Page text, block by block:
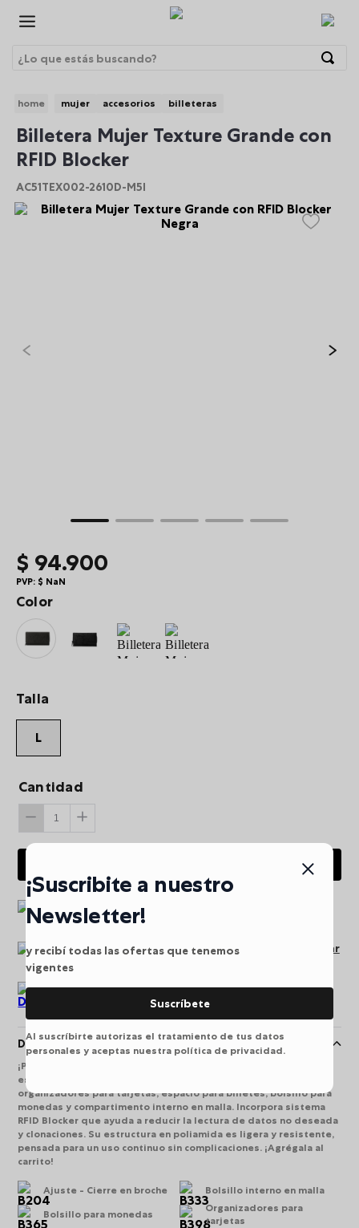
¿Lo que estás buscando?
mujer accesorios billeteras
Billetera Mujer Texture Grande con
RFID Blocker
AC51TEX002-2610D-M5I
$ 94.900
PVP: $ NaN
Talla
L
Color
Cantidad
Pago seguro puede pagar
Descripción
¡Protege tu información personal! La billetera Texture grande
está diseñada en tres cuerpos con cierre en broche,
organizadores para tarjetas, espacio para billetes, bolsillo para
monedas y compartimento interno en malla. Incorpora sistema
RFID Blocker que ayuda a reducir la lectura de datos no deseada
y clonaciones. Su estructura en poliamida es ligera y resistente,
pensada para un uso continuo sin complicaciones. ¡Agrégala al
carrito!
Ajuste - Cierre en broche
Bolsillo interno en malla
Bolsillo para monedas
Organizadores para
tarjetas
¡Suscribite a nuestro
Newsletter!
y recibí todas las ofertas que tenemos
vigentes
Suscríbete
Al suscríbirte autorizas el tratamiento de tus datos
personales y aceptas nuestra política de privacidad.
1.
morrales
2.
gorras
3.
bolsos
4
lonchera